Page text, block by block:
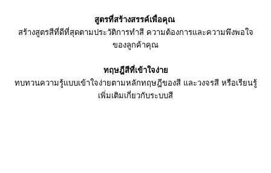
สูตรที่สร้างสรรค์เพื่อคุณ
สร้างสูตรสีที่ดีที่สุดตามประวัติการทำสี ความต้องการและความพึงพอใจ
ของลูกค้าคุณ
ทฤษฎีสีที่เข้าใจง่าย
ทบทวนความรู้แบบเข้าใจง่ายตามหลักทฤษฎีของสี และวงจรสี หรือเรียนรู้
เพิ่มเติมเกี่ยวกับระบบสี